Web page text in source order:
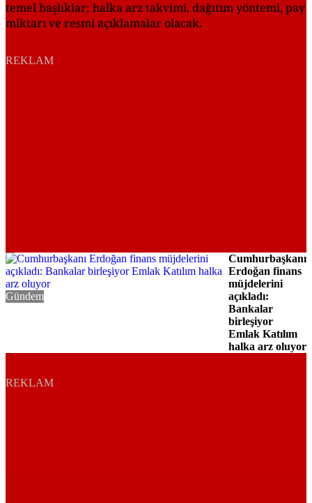
temel başlıklar; halka arz takvimi, dağıtım yöntemi, pay
miktarı ve resmi açıklamalar olacak.
REKLAM
Gündem
Cumhurbaşkanı
Erdoğan finans
müjdelerini
açıkladı:
Bankalar
birleşiyor
Emlak Katılım
halka arz oluyor
REKLAM